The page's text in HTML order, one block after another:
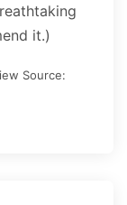
it.)
Source: